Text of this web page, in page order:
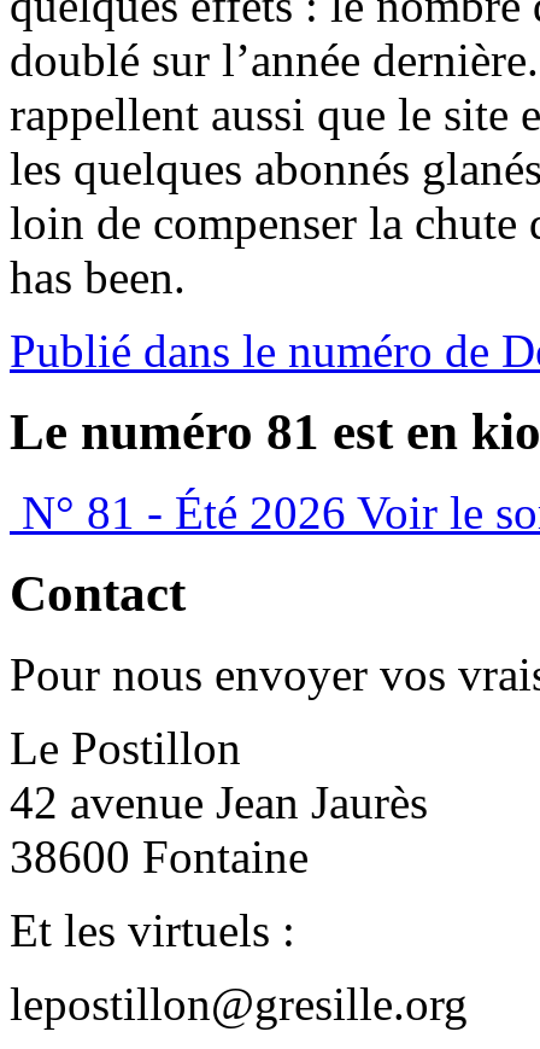
doublé sur l’année
rappellent aussi que le site
les quelques abonnés
loin de compenser la chute
has been.
Publié dans le numéro de
Le numéro 81 est en
N° 81 - Été 2026 Voir le
Contact
Pour nous envoyer vos
Le Postillon
42 avenue Jean Jaurès
38600 Fontaine
Et les virtuels :
lepostillon@gresille.org